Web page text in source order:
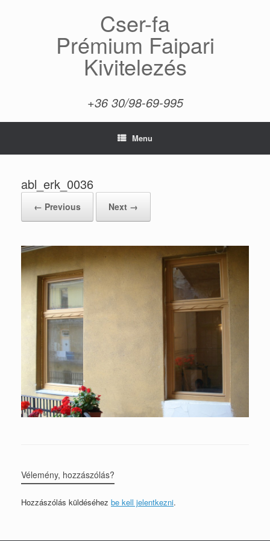
Cser-fa
Prémium Faipari
Kivitelezés
+36 30/98-69-995
Menu
abl_erk_0036
← Previous Next →
Vélemény, hozzászólás?
Hozzászólás küldéséhez be kell jelentkezni.